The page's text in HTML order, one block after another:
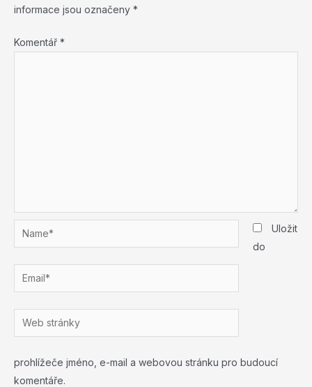
informace jsou označeny *
Komentář *
Name*
Email*
Web
stránky
Uložit
do
prohlížeče jméno, e-mail a webovou stránku pro budoucí
komentáře.